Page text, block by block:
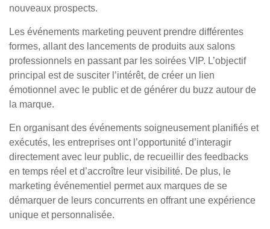
nouveaux prospects.
Les événements marketing peuvent prendre différentes
formes, allant des lancements de produits aux salons
professionnels en passant par les soirées VIP. L’objectif
principal est de susciter l’intérêt, de créer un lien
émotionnel avec le public et de générer du buzz autour de
la marque.
En organisant des événements soigneusement planifiés et
exécutés, les entreprises ont l’opportunité d’interagir
directement avec leur public, de recueillir des feedbacks
en temps réel et d’accroître leur visibilité. De plus, le
marketing événementiel permet aux marques de se
démarquer de leurs concurrents en offrant une expérience
unique et personnalisée.